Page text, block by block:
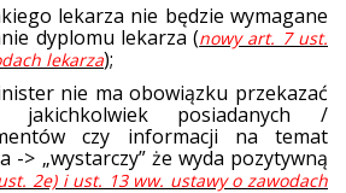
nie będzie wymagane
dyplomu lekarza (nowy art. 7 ust.
lekarza);
ma obowiązku przekazać
jakichkolwiek posiadanych /
czy informacji na temat
-> „wystarczy” że wyda pozytywną
2e) i ust. 13 ww. ustawy o zawodach